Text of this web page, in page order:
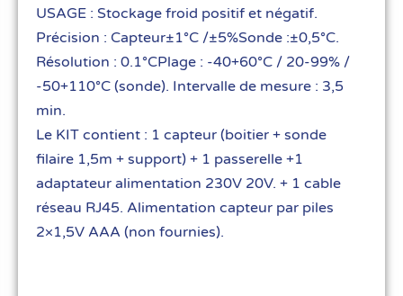
USAGE : Stockage froid positif et négatif.
Précision : Capteur±1°C /±5%Sonde :±0,5°C.
Résolution : 0.1°CPlage : -40+60°C / 20-99% /
-50+110°C (sonde). Intervalle de mesure : 3,5
min.
Le KIT contient : 1 capteur (boitier + sonde
filaire 1,5m + support) + 1 passerelle +1
adaptateur alimentation 230V 20V. + 1 cable
réseau RJ45. Alimentation capteur par piles
2×1,5V AAA (non fournies).